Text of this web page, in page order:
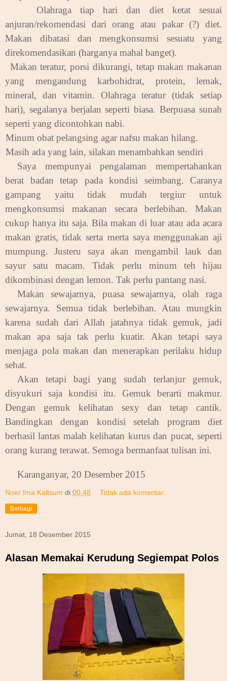
Olahraga tiap hari dan diet ketat sesuai
anjuran/rekomendasi dari orang atau pakar (?) diet.
Makan dibatasi dan mengkonsumsi sesuatu yang
direkomendasikan (harganya mahal banget).
Makan teratur, porsi dikurangi, tetap makan makanan
yang mengandung karbohidrat, protein, lemak,
mineral, dan vitamin. Olahraga teratur (tidak setiap
hari), segalanya berjalan seperti biasa. Berpuasa sunah
seperti yang dicontohkan nabi.
Minum obat pelangsing agar nafsu makan hilang.
Masih ada yang lain, silakan menambahkan sendiri
Saya mempunyai pengalaman mempertahankan
berat badan tetap pada kondisi seimbang. Caranya
gampang yaitu tidak mudah tergiur untuk
mengkonsumsi makanan secara berlebihan. Makan
cukup hanya itu saja. Bila makan di luar atau ada acara
makan gratis, tidak serta merta saya menggunakan aji
mumpung. Justeru saya akan mengambil lauk dan
sayur satu macam. Tidak perlu minum teh hijau
dikombinasi dengan lemon. Tak perlu pantang nasi.
Makan sewajarnya, puasa sewajarnya, olah raga
sewajarnya. Semua tidak berlebihan. Atau mungkin
karena sudah dari Allah jatahnya tidak gemuk, jadi
makan apa saja tak perlu kuatir. Akan tetapi saya
menjaga pola makan dan menerapkan perilaku hidup
sehat.
Akan tetapi bagi yang sudah terlanjur gemuk,
disyukuri saja kondisi itu. Gemuk berarti makmur.
Dengan gemuk kelihatan sexy dan tetap cantik.
Bandingkan dengan kondisi setelah program diet
berhasil lantas malah kelihatan kurus dan pucat, seperti
orang kurang terawat. Semoga bermanfaat tulisan ini.
Karanganyar, 20 Desember 2015
Noer Ima Kaltsum di 00.48 Tidak ada komentar:
Berbagi
Jumat, 18 Desember 2015
Alasan Memakai Kerudung Segiempat Polos